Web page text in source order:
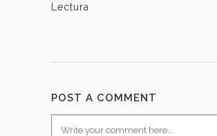
Lectura
POST A COMMENT